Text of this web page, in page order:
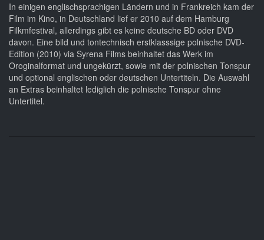
In einigen englischsprachigen Ländern und in Frankreich kam der
Film im Kino, in Deutschland lief er 2010 auf dem Hamburg
Filkmfestival, allerdings gibt es keine deutsche BD oder DVD
davon. Eine bild und tontechnisch erstklasssige polnische DVD-
Edition (2010) via Syrena Films beinhaltet das Werk im
Oroginalformat und ungekürzt, sowie mit der polnischen Tonspur
und optional englischen oder deutschen Untertiteln. Die Auswahl
an Extras beinhaltet lediglich die polnische Tonspur ohne
Untertitel.